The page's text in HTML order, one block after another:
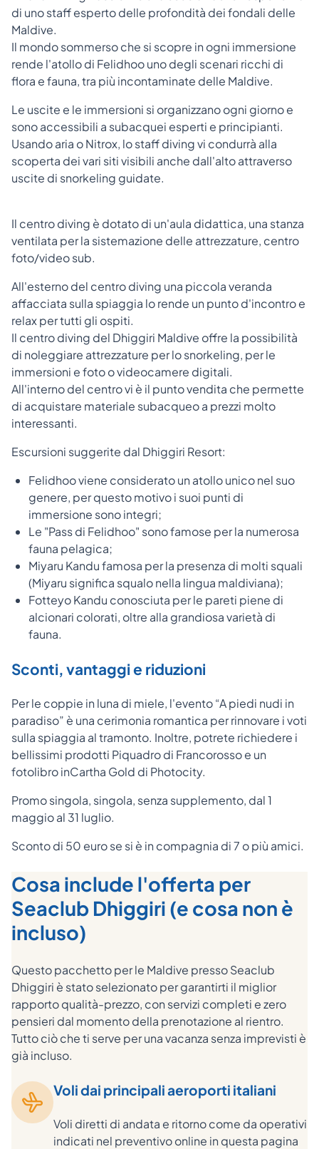
di uno staff esperto delle profondità dei fondali delle
Maldive.
Il mondo sommerso che si scopre in ogni immersione
rende l'atollo di Felidhoo uno degli scenari ricchi di
flora e fauna, tra più incontaminate delle Maldive.
Le uscite e le immersioni si organizzano ogni giorno e
sono accessibili a subacquei esperti e principianti.
Usando aria o Nitrox, lo staff diving vi condurrà alla
scoperta dei vari siti visibili anche dall'alto attraverso
uscite di snorkeling guidate.
Il centro diving è dotato di un'aula didattica, una stanza
ventilata per la sistemazione delle attrezzature, centro
foto/video sub.
All'esterno del centro diving una piccola veranda
affacciata sulla spiaggia lo rende un punto d'incontro e
relax per tutti gli ospiti.
Il centro diving del Dhiggiri Maldive offre la possibilità
di noleggiare attrezzature per lo snorkeling, per le
immersioni e foto o videocamere digitali.
All'interno del centro vi è il punto vendita che permette
di acquistare materiale subacqueo a prezzi molto
interessanti.
Escursioni suggerite dal Dhiggiri Resort:
Felidhoo viene considerato un atollo unico nel suo
genere, per questo motivo i suoi punti di
immersione sono integri;
Le "Pass di Felidhoo" sono famose per la numerosa
fauna pelagica;
Miyaru Kandu famosa per la presenza di molti squali
(Miyaru significa squalo nella lingua maldiviana);
Fotteyo Kandu conosciuta per le pareti piene di
alcionari colorati, oltre alla grandiosa varietà di
fauna.
Sconti, vantaggi e riduzioni
Per le coppie in luna di miele, l'evento “A piedi nudi in
paradiso” è una cerimonia romantica per rinnovare i voti
sulla spiaggia al tramonto. Inoltre, potrete richiedere i
bellissimi prodotti Piquadro di Francorosso e un
fotolibro inCartha Gold di Photocity.
Promo singola, singola, senza supplemento, dal 1
maggio al 31 luglio.
Sconto di 50 euro se si è in compagnia di 7 o più amici.
Cosa include l'offerta per
Seaclub Dhiggiri (e cosa non è
incluso)
Questo pacchetto per le Maldive presso Seaclub
Dhiggiri è stato selezionato per garantirti il miglior
rapporto qualità-prezzo, con servizi completi e zero
pensieri dal momento della prenotazione al rientro.
Tutto ciò che ti serve per una vacanza senza imprevisti è
già incluso.
Voli dai principali aeroporti italiani
Voli diretti di andata e ritorno come da operativi
indicati nel preventivo online in questa pagina